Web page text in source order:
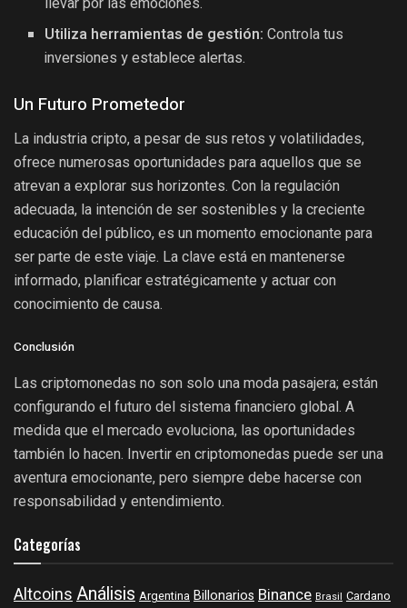
Utiliza herramientas de gestión: Controla tus
inversiones y establece alertas.
Un Futuro Prometedor
La industria cripto, a pesar de sus retos y volatilidades,
ofrece numerosas oportunidades para aquellos que se
atrevan a explorar sus horizontes. Con la regulación
adecuada, la intención de ser sostenibles y la creciente
educación del público, es un momento emocionante para
ser parte de este viaje. La clave está en mantenerse
informado, planificar estratégicamente y actuar con
conocimiento de causa.
Conclusión
Las criptomonedas no son solo una moda pasajera; están
configurando el futuro del sistema financiero global. A
medida que el mercado evoluciona, las oportunidades
también lo hacen. Invertir en criptomonedas puede ser una
aventura emocionante, pero siempre debe hacerse con
responsabilidad y entendimiento.
Categorías
Altcoins Análisis Argentina Billonarios Binance Brasil Cardano